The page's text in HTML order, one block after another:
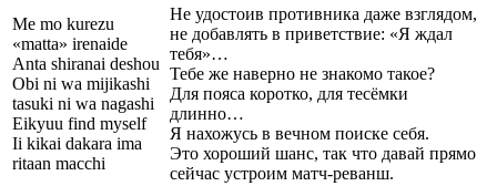
Me mo kurezu
«matta» irenaide
Anta shiranai deshou
Obi ni wa mijikashi
tasuki ni wa nagashi
Eikyuu find myself
Ii kikai dakara ima
ritaan macchi
Не удостоив противника даже взглядом,
не добавлять в приветствие: «Я ждал
тебя»…
Тебе же наверно не знакомо такое?
Для пояса коротко, для тесёмки
длинно…
Я нахожусь в вечном поиске себя.
Это хороший шанс, так что давай прямо
сейчас устроим матч-реванш.